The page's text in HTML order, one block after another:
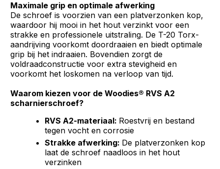
Maximale grip en optimale afwerking
De schroef is voorzien van een platverzonken kop,
waardoor hij mooi in het hout verzinkt voor een
strakke en professionele uitstraling. De T-20 Torx-
aandrijving voorkomt doordraaien en biedt optimale
grip bij het indraaien. Bovendien zorgt de
voldraadconstructie voor extra stevigheid en
voorkomt het loskomen na verloop van tijd.
Waarom kiezen voor de Woodies® RVS A2
scharnierschroef?
RVS A2-materiaal: Roestvrij en bestand
tegen vocht en corrosie
Strakke afwerking: De platverzonken kop
laat de schroef naadloos in het hout
verzinken